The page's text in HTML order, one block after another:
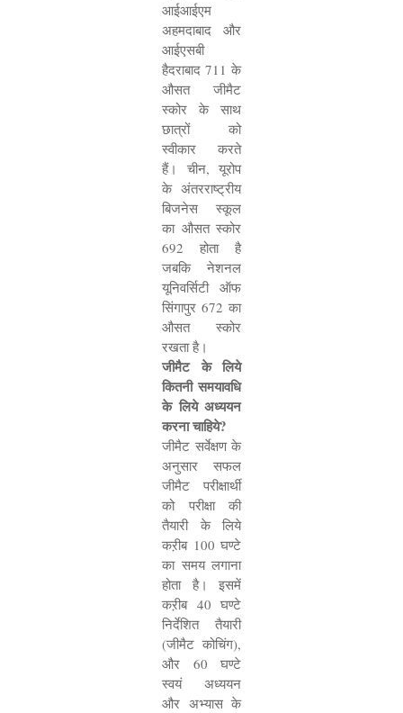
आईआईएम
अहमदाबाद और
आईएसबी
हैदराबाद 711 के
औसत जीमैट
स्कोर के साथ
छात्रों को
स्वीकार करते
हैं। चीन, यूरोप
के अंतरराष्ट्रीय
बिजनेस स्कूल
का औसत स्कोर
692 होता है
जबकि नेशनल
यूनिवर्सिटी ऑफ
सिंगापुर 672 का
औसत स्कोर
रखता है।
जीमैट के लिये
कितनी समयावधि
के लिये अध्ययन
करना चाहिये?
जीमैट सर्वेक्षण के
अनुसार सफल
जीमैट परीक्षार्थी
को परीक्षा की
तैयारी के लिये
कऱीब 100 घण्टे
का समय लगाना
होता है। इसमें
कऱीब 40 घण्टे
निर्देशित तैयारी
(जीमैट कोचिंग),
और 60 घण्टे
स्वयं अध्ययन
और अभ्यास के